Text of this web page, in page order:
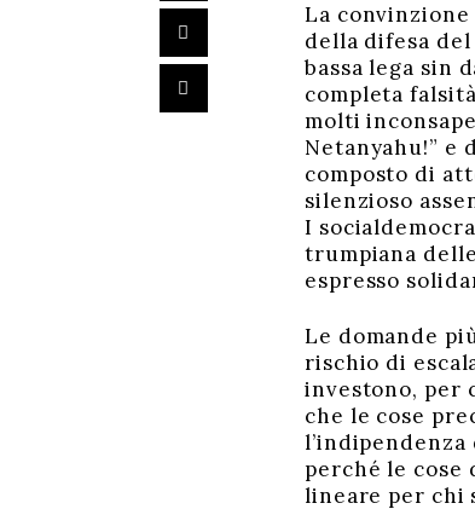
La
della difesa
bassa lega sin
completa
molti
Netanyahu!” e
composto di
silenzioso
I
trumpiana
espresso
Le domande
rischio di
investono, per
che le cose
perché le cose
lineare per chi